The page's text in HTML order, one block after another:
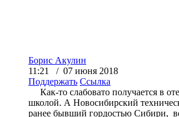
Борис Акулин
11:21 / 07 июня 2018
Поддержать Ссылка
Как-то слабовато получается в
школой. А Новосибирский
ранее бывший гордостью Сибири,